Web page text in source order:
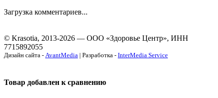
Загрузка комментариев...
© Krasotia, 2013-2026 — ООО «Здоровье Центр», ИНН
7715892055
Дизайн сайта - AvantMedia | Разработка - InterMedia Service
Товар добавлен к сравнению